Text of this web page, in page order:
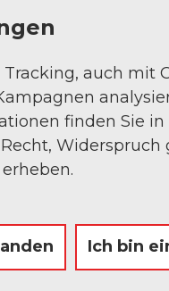
auch mit
finden Sie
Ich bin